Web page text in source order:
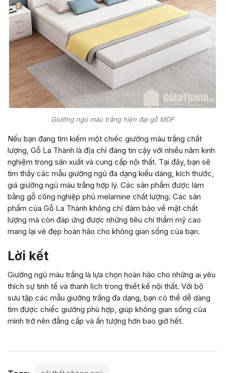
Giường ngủ màu trắng hiện đại gỗ MDF
Nếu bạn đang tìm kiếm một chiếc giường màu trắng chất
lượng, Gỗ La Thành là địa chỉ đáng tin cậy với nhiều năm kinh
nghiệm trong sản xuất và cung cấp nội thất. Tại đây, bạn sẽ
tìm thấy các mẫu giường ngủ đa dạng kiểu dáng, kích thước,
giá giường ngủ màu trắng hợp lý. Các sản phẩm được làm
bằng gỗ công nghiệp phủ melamine chất lượng. Các sản
phẩm của Gỗ La Thành không chỉ đảm bảo về mặt chất
lượng mà còn đáp ứng được những tiêu chí thẩm mỹ cao
mang lại vẻ đẹp hoàn hảo cho không gian sống của bạn.
Lời kết
Giường ngủ màu trắng là lựa chọn hoàn hảo cho những ai yêu
thích sự tinh tế và thanh lịch trong thiết kế nội thất. Với bộ
sưu tập các mẫu giường trắng đa dạng, bạn có thể dễ dàng
tìm được chiếc giường phù hợp, giúp không gian sống của
mình trở nên đẳng cấp và ấn tượng hơn bao giờ hết.